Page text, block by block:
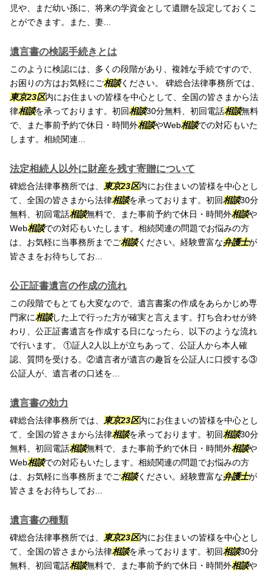
児や、まだ幼い孫に、将来の学資金として遺贈を設定しておくこ
とができます。また、妻...
遺言書の検認手続きとは
このように検認には、多くの段階があり、複雑な手続ですので、
お困りの方はお気軽にご相談ください。 碑総合法律事務所では、
東京23区内にお住まいの皆様を中心として、全国の皆さまから法
律相談を承っております。初回相談30分無料、初回電話相談無料
で、また事前予約で休日・時間外相談やWeb相談での対応もいた
します。相続関連...
法定相続人以外に財産を残す寄贈について
碑総合法律事務所では、 東京23区内にお住まいの皆様を中心とし
て、全国の皆さまから法律相談を承っております。初回相談30分
無料、初回電話相談無料で、また事前予約で休日・時間外相談や
Web相談での対応もいたします。相続関連の問題でお悩みの方
は、お気軽に当事務所までご相談ください。経験豊富な弁護士が
皆さまをお待ちしてお...
公正証書遺言の作成の流れ
この段階でもとても大変なので、遺言書案の作成をあらかじめ専
門家に相談した上で行った方が確実と言えます。打ち合わせが終
わり、公正証書遺言を作成する日になったら、以下のような流れ
で行います。 ①証人2人以上が立ちあって、公証人から本人確
認、質問を受ける。②遺言者が遺言の趣旨を公証人に口授する③
公証人が、遺言者の口述を...
遺言書の効力
碑総合法律事務所では、 東京23区内にお住まいの皆様を中心とし
て、全国の皆さまから法律相談を承っております。初回相談30分
無料、初回電話相談無料で、また事前予約で休日・時間外相談や
Web相談での対応もいたします。相続関連の問題でお悩みの方
は、お気軽に当事務所までご相談ください。経験豊富な弁護士が
皆さまをお待ちしてお...
遺言書の種類
碑総合法律事務所では、 東京23区内にお住まいの皆様を中心とし
て、全国の皆さまから法律相談を承っております。初回相談30分
無料、初回電話相談無料で、また事前予約で休日・時間外相談や